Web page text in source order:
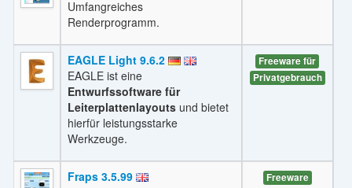
Umfangreiches
Renderprogramm.
EAGLE Light 9.6.2
EAGLE ist eine
Entwurfssoftware für
Leiterplattenlayoutsund bietet
hierfür leistungsstarke
Werkzeuge.
Freeware für
Privatgebrauch
Fraps 3.5.99
Freeware